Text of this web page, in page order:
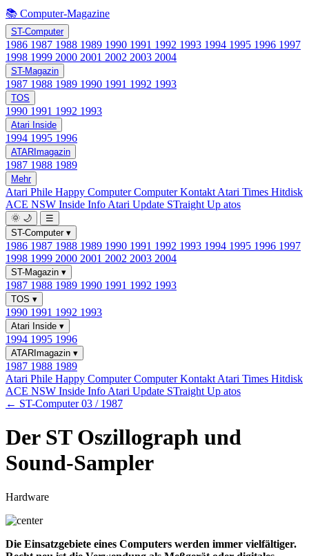
📚 Computer-Magazine
ST-Computer
1986 1987 1988 1989 1990 1991 1992 1993 1994 1995 1996 1997
1998 1999 2000 2001 2002 2003 2004
ST-Magazin
1987 1988 1989 1990 1991 1992 1993
TOS
1990 1991 1992 1993
Atari Inside
1994 1995 1996
ATARImagazin
1987 1988 1989
Mehr
Atari Phile Happy ComputerComputer Kontakt Atari Times Hitdisk
ACE NSW Inside Info Atari Update STraight Up atos
🌞 🌙
☰
ST-Computer ▾
1986 1987 1988 1989 1990 1991 1992 1993 1994 1995 1996 1997
1998 1999 2000 2001 2002 2003 2004
ST-Magazin ▾
1987 1988 1989 1990 1991 1992 1993
TOS ▾
1990 1991 1992 1993
Atari Inside ▾
1994 1995 1996
ATARImagazin ▾
1987 1988 1989
Atari Phile Happy ComputerComputer Kontakt Atari Times Hitdisk
ACE NSW Inside Info Atari Update STraight Up atos
← ST-Computer 03 / 1987
Der ST Oszillograph und
Sound-Sampler
Hardware
Die Einsatzgebiete eines Computers werden immer vielfältiger.